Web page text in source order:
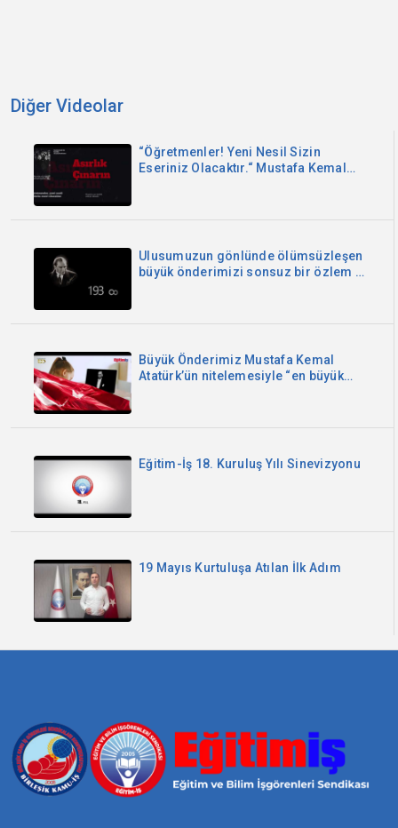
Diğer Videolar
“Öğretmenler! Yeni Nesil Sizin
Eseriniz Olacaktır.“ Mustafa Kemal
Ulusumuzun gönlünde ölümsüzleşen
büyük önderimizi sonsuz bir özlem ve
Büyük Önderimiz Mustafa Kemal
Atatürk’ün nitelemesiyle “en büyük
Eğitim-İş 18. Kuruluş Yılı Sinevizyonu
19 Mayıs Kurtuluşa Atılan İlk Adım